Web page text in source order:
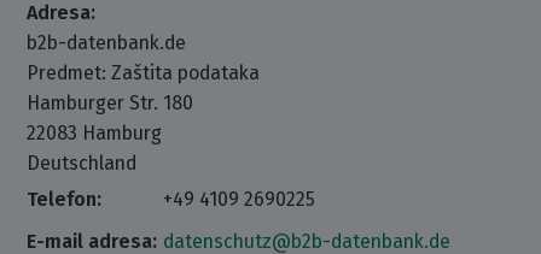
Adresa:
b2b-datenbank.de
Predmet: Zaštita podataka
Hamburger Str. 180
22083 Hamburg
Deutschland
Telefon:
+49 4109 2690225
E-mail adresa: datenschutz@b2b-datenbank.de